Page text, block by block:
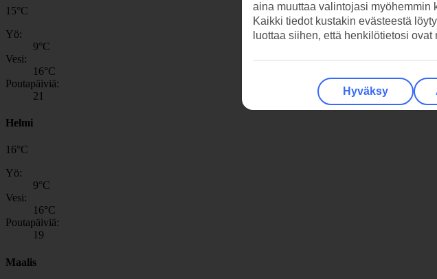
15°C
Yö:
9°C
Vesi:
16°C
Poutapäiviä:
21
Helmi
16°C
Yö:
9°C
Vesi:
16°C
Poutapäiviä:
19
Maalis
aina muuttaa valintojasi myöhemmin
Kaikki tiedot kustakin evästeestä
luottaa siihen, että henkilötietosi
Hyväksy